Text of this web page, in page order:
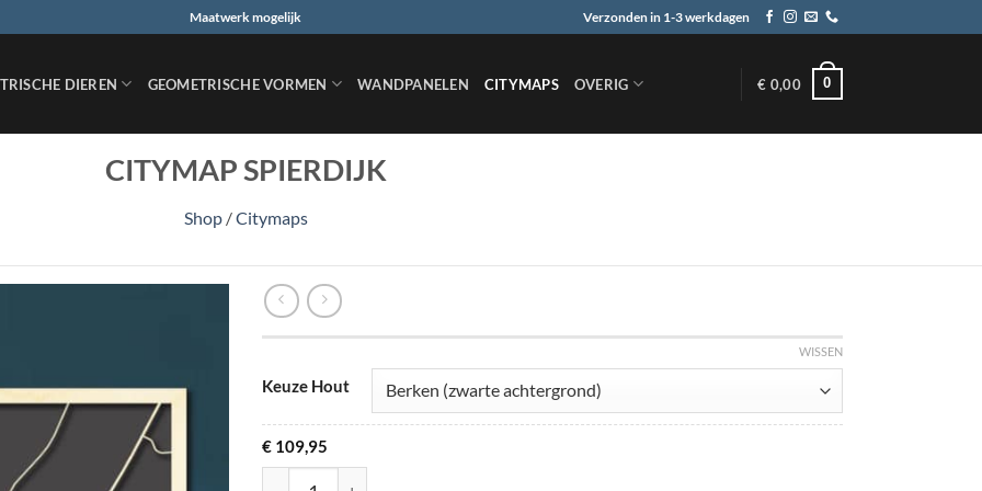
Maatwerk mogelijk Verzonden in 1-3 werkdagen
DIEREN GEOMETRISCHE VORMEN WANDPANELEN CITYMAPS OVERIG € 0,00 0
CITYMAP SPIERDIJK
Shop /Citymaps
Keuze Hout
WISSEN
€ 109,95
Citymap Spierdijk aantal